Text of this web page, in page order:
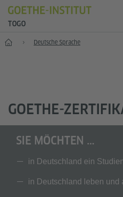
TOGO
Start Deutsche Sprache
GOETHE-
SIE MÖCHTEN ...
in Deutschland ein
in Deutschland leben und